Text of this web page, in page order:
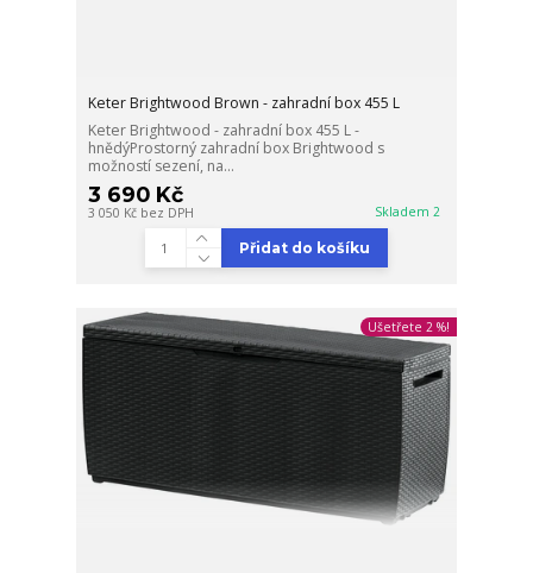
Keter Brightwood Brown - zahradní box 455 L
Keter Brightwood - zahradní box 455 L -
hnědýProstorný zahradní box Brightwood s
možností sezení, na...
3 690 Kč
3 050 Kč bez DPH Skladem 2
Přidat do košíku
Ušetřete 2 %!